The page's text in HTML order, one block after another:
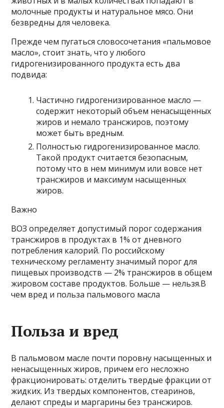
молочные продукты и натуральное мясо. Они
безвредны для человека.
Прежде чем пугаться словосочетания «пальмовое
масло», стоит знать, что у любого
гидрогенизированного продукта есть два
подвида:
Частично гидрогенизированное масло —
содержит некоторый объем ненасыщенных
жиров и немало трансжиров, поэтому
может быть вредным.
Полностью гидрогенизированное масло.
Такой продукт считается безопасным,
потому что в нем минимум или вовсе нет
трансжиров и максимум насыщенных
жиров.
Важно
ВОЗ определяет допустимый порог содержания
трансжиров в продуктах в 1% от дневного
потребления калорий. По российскому
техническому регламенту значимый порог для
пищевых производств — 2% трансжиров в общем
жировом составе продуктов. Больше — нельзя.В
чем вред и польза пальмового масла
Польза и вред
В пальмовом масле почти поровну насыщенных и
ненасыщенных жиров, причем его несложно
фракционировать: отделить твердые фракции от
жидких. Из твердых компонентов, стеаринов,
делают спреды и маргарины без трансжиров.